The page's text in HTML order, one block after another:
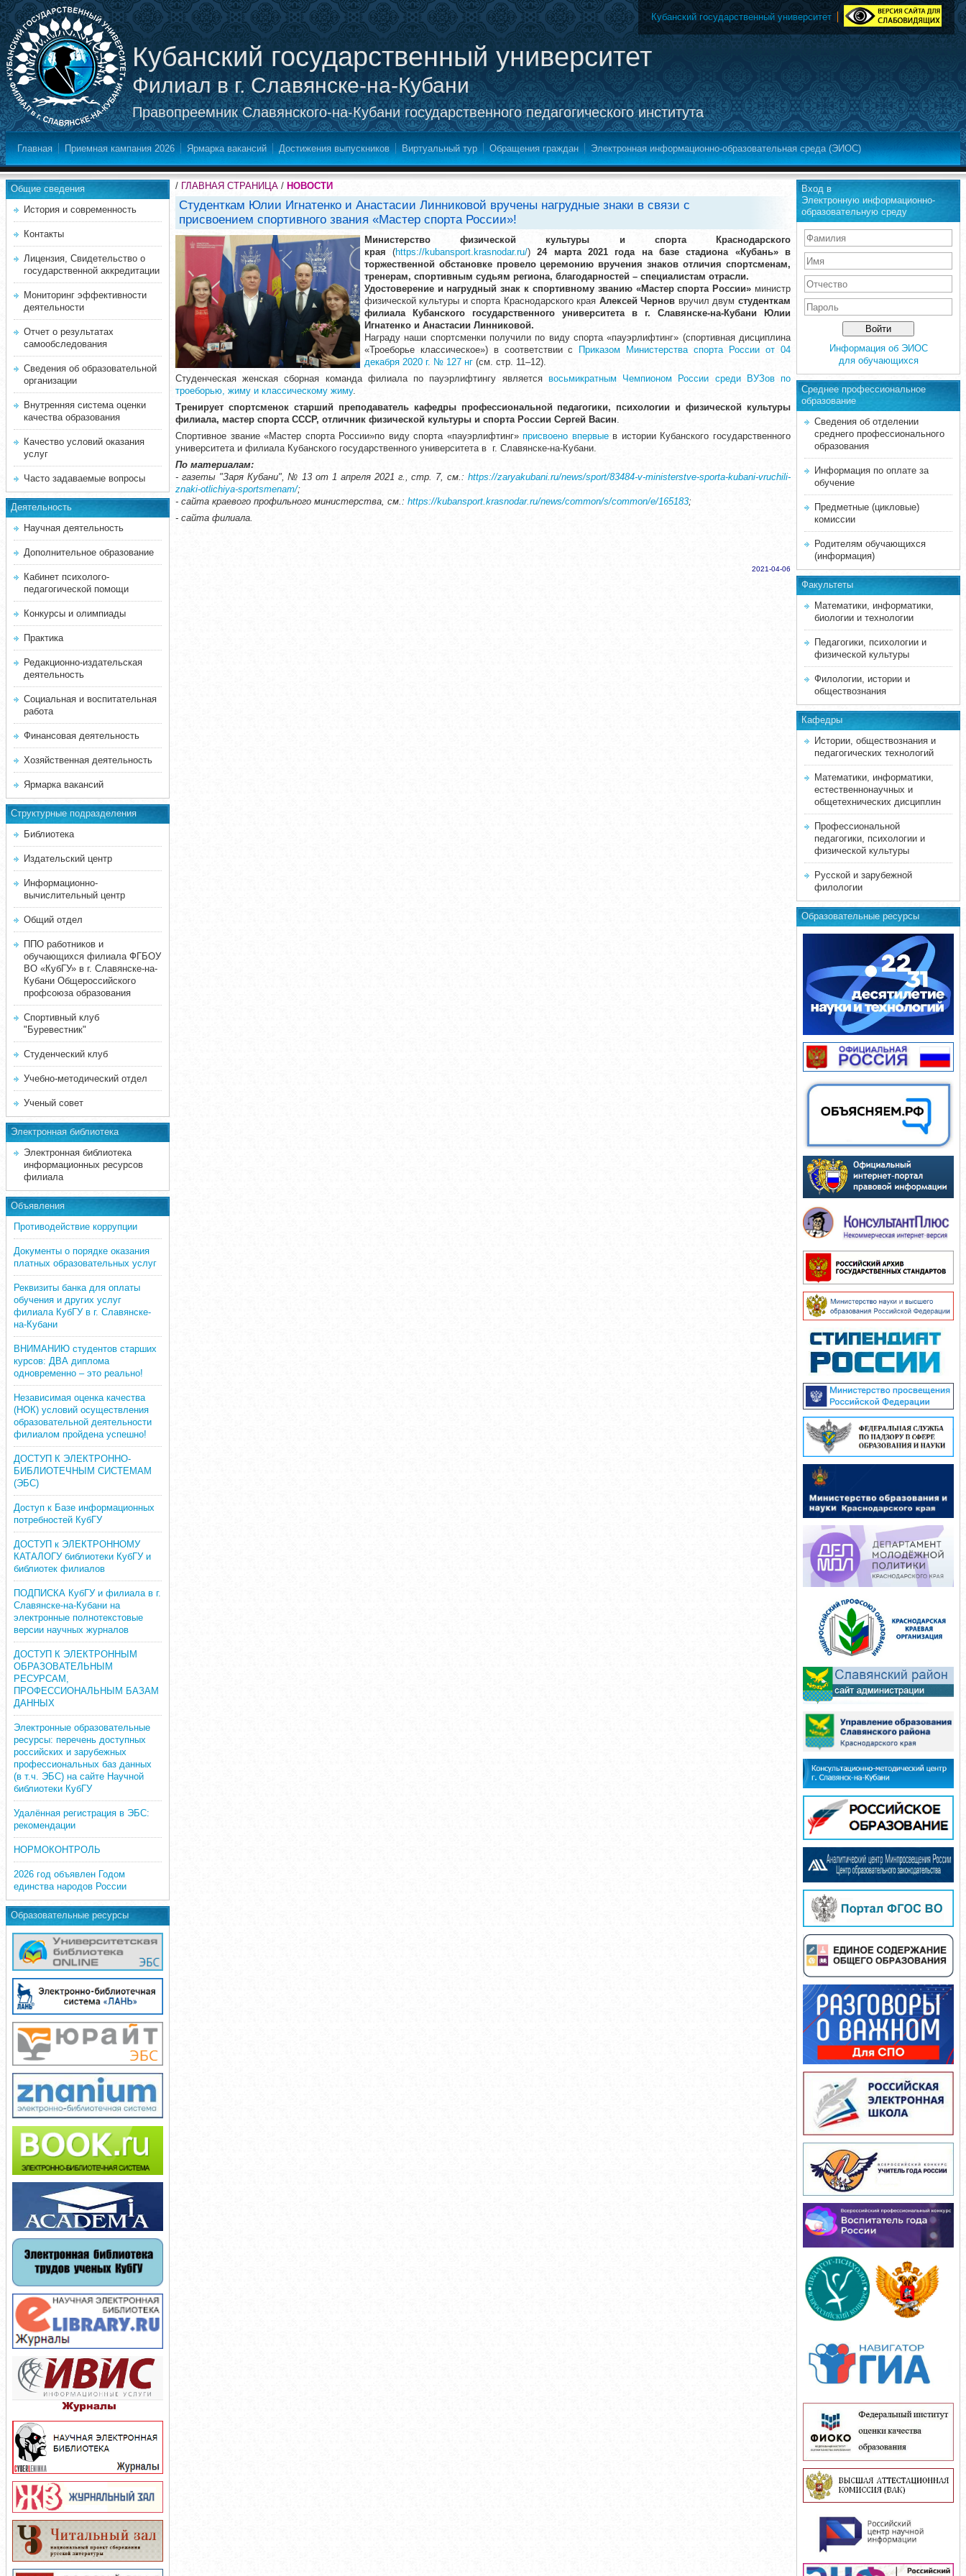
Кубанский государственный университет
Филиал в г. Славянске-на-Кубани
Правопреемник Славянского-на-Кубани государственного педагогического института
Кубанский государственный университет
Главная Приемная кампания 2026 Ярмарка вакансий Достижения выпускников Виртуальный тур Обращения граждан Электронная информационно-образовательная среда (ЭИОС)
Общие сведения
История и современность
Контакты
Лицензия, Свидетельство о
государственной аккредитации
Мониторинг эффективности
деятельности
Отчет о результатах
самообследования
Сведения об образовательной
организации
Внутренняя система оценки
качества образования
Качество условий оказания
услуг
Часто задаваемые вопросы
Деятельность
Научная деятельность
Дополнительное образование
Кабинет психолого-
педагогической помощи
Конкурсы и олимпиады
Практика
Редакционно-издательская
деятельность
Социальная и воспитательная
работа
Финансовая деятельность
Хозяйственная деятельность
Ярмарка вакансий
Структурные подразделения
Библиотека
Издательский центр
Информационно-
вычислительный центр
Общий отдел
ППО работников и
обучающихся филиала ФГБОУ
ВО «КубГУ» в г. Славянске-на-
Кубани Общероссийского
профсоюза образования
Спортивный клуб
"Буревестник"
Студенческий клуб
Учебно-методический отдел
Ученый совет
Электронная библиотека
Электронная библиотека
информационных ресурсов
филиала
Объявления
Противодействие коррупции
Документы о порядке оказания
платных образовательных услуг
Реквизиты банка для оплаты
обучения и других услуг
филиала КубГУ в г. Славянске-
на-Кубани
ВНИМАНИЮ студентов старших
курсов: ДВА диплома
одновременно – это реально!
Независимая оценка качества
(НОК) условий осуществления
образовательной деятельности
филиалом пройдена успешно!
ДОСТУП К ЭЛЕКТРОННО-
БИБЛИОТЕЧНЫМ СИСТЕМАМ
(ЭБС)
Доступ к Базе информационных
потребностей КубГУ
ДОСТУП к ЭЛЕКТРОННОМУ
КАТАЛОГУ библиотеки КубГУ и
библиотек филиалов
ПОДПИСКА КубГУ и филиала в г.
Славянске-на-Кубани на
электронные полнотекстовые
версии научных журналов
ДОСТУП К ЭЛЕКТРОННЫМ
ОБРАЗОВАТЕЛЬНЫМ
РЕСУРСАМ,
ПРОФЕССИОНАЛЬНЫМ БАЗАМ
ДАННЫХ
Электронные образовательные
ресурсы: перечень доступных
российских и зарубежных
профессиональных баз данных
(в т.ч. ЭБС) на сайте Научной
библиотеки КубГУ
Удалённая регистрация в ЭБС:
рекомендации
НОРМОКОНТРОЛЬ
2026 год объявлен Годом
единства народов России
Образовательные ресурсы
/ ГЛАВНАЯ СТРАНИЦА / НОВОСТИ
Студенткам Юлии Игнатенко и Анастасии Линниковой вручены нагрудные знаки в связи с
присвоением спортивного звания «Мастер спорта России»!
Министерство физической культуры и спорта Краснодарского
края (https://kubansport.krasnodar.ru/)24 марта 2021 года на базе стадиона «Кубань» в
торжественной обстановке провело церемонию вручения знаков отличия спортсменам,
тренерам, спортивным судьям региона, благодарностей – специалистам отрасли.
Удостоверение и нагрудный знак к спортивному званию «Мастер спорта России» министр
физической культуры и спорта Краснодарского края Алексей Чернов вручил двумстуденткам
филиала Кубанского государственного университета в г. Славянске-на-Кубани Юлии
Игнатенко и Анастасии Линниковой.
Награду наши спортсменки получили по виду спорта «пауэрлифтинг» (спортивная дисциплина
«Троеборье классическое») в соответствии с
Приказом Министерства спорта России от 04
декабря 2020 г. № 127 нг(см. стр. 11–12).
Студенческая женская сборная команда филиала по пауэрлифтингу является восьмикратным Чемпионом России среди ВУЗов по
троеборью, жиму и классическому жиму.
Тренирует спортсменок старший преподаватель кафедры профессиональной педагогики, психологии и физической культуры
филиала, мастер спорта СССР, отличник физической культуры и спорта России Сергей Васин.
Спортивное звание «Мастер спорта России»по виду спорта «пауэрлифтинг»присвоено впервыев истории Кубанского государственного
университета и филиала Кубанского государственного университета в г. Славянске-на-Кубани.
По материалам:
- газеты "Заря Кубани", № 13 от 1 апреля 2021 г., стр. 7, см.: https://zaryakubani.ru/news/sport/83484-v-ministerstve-sporta-kubani-vruchili-
znaki-otlichiya-sportsmenam/;
- сайта краевого профильного министерства, см.: https://kubansport.krasnodar.ru/news/common/s/common/e/165183;
- сайта филиала.
2021-04-06
Вход в
Электронную информационно-
образовательную среду
Информация об ЭИОС
для обучающихся
Среднее професcиональное
образование
Сведения об отделении
среднего профессионального
образования
Информация по оплате за
обучение
Предметные (цикловые)
комиссии
Родителям обучающихся
(информация)
Факультеты
Математики, информатики,
биологии и технологии
Педагогики, психологии и
физической культуры
Филологии, истории и
обществознания
Кафедры
Истории, обществознания и
педагогических технологий
Математики, информатики,
естественнонаучных и
общетехнических дисциплин
Профессиональной
педагогики, психологии и
физической культуры
Русской и зарубежной
филологии
Образовательные ресурсы